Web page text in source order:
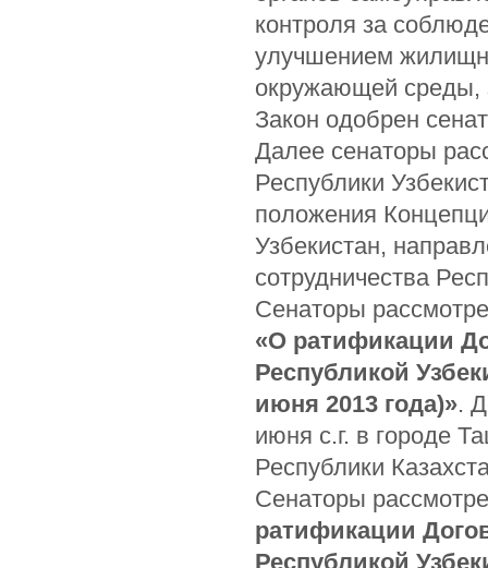
контроля за
улучшением
окружающей среды,
Закон одобрен
Далее сенаторы
Республики
положения
Узбекистан,
сотрудничества
Сенаторы
«О ратификации
Республикой
июня 2013 года)».
июня с.г. в городе
Республики
Сенаторы
ратификации
Республикой